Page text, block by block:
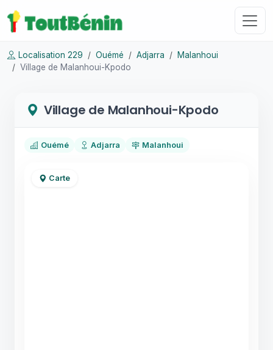
Localisation 229 Ouémé Adjarra
Malanhoui
Village de Malanhoui-Kpodo
Village de Malanhoui-Kpodo
Ouémé Adjarra Malanhoui
Carte